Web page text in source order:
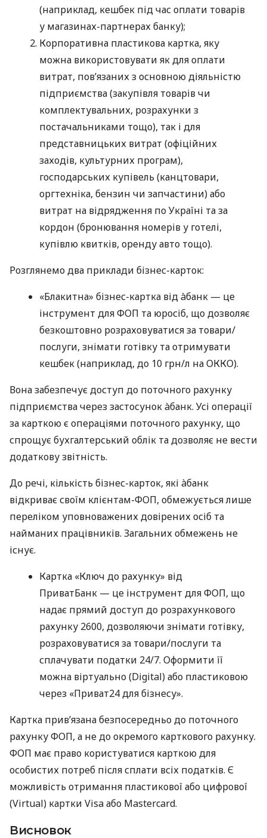
(наприклад, кешбек під час оплати товарів
у магазинах-партнерах банку);
Корпоративна пластикова картка, яку
можна використовувати як для оплати
витрат, пов’язаних з основною діяльністю
підприємства (закупівля товарів чи
комплектувальних, розрахунки з
постачальниками тощо), так і для
представницьких витрат (офіційних
заходів, культурних програм),
господарських купівель (канцтовари,
оргтехніка, бензин чи запчастини) або
витрат на відрядження по Україні та за
кордон (бронювання номерів у готелі,
купівлю квитків, оренду авто тощо).
Розглянемо два приклади бізнес-карток:
«Блакитна» бізнес-картка від àбанк — це
інструмент для ФОП та юросіб, що дозволяє
безкоштовно розраховуватися за товари/
послуги, знімати готівку та отримувати
кешбек (наприклад, до 10 грн/л на ОККО).
Вона забезпечує доступ до поточного рахунку
підприємства через застосунок àбанк. Усі операції
за карткою є операціями поточного рахунку, що
спрощує бухгалтерський облік та дозволяє не вести
додаткову звітність.
До речі, кількість бізнес-карток, які àбанк
відкриває своїм клієнтам-ФОП, обмежується лише
переліком уповноважених довірених осіб та
найманих працівників. Загальних обмежень не
існує.
Картка «Ключ до рахунку» від
ПриватБанк — це інструмент для ФОП, що
надає прямий доступ до розрахункового
рахунку 2600, дозволяючи знімати готівку,
розраховуватися за товари/послуги та
сплачувати податки 24/7. Оформити її
можна віртуально (Digital) або пластиковою
через «Приват24 для бізнесу».
Картка прив’язана безпосередньо до поточного
рахунку ФОП, а не до окремого карткового рахунку.
ФОП має право користуватися карткою для
особистих потреб після сплати всіх податків. Є
можливість отримання пластикової або цифрової
(Virtual) картки Visa або Mastercard.
Висновок